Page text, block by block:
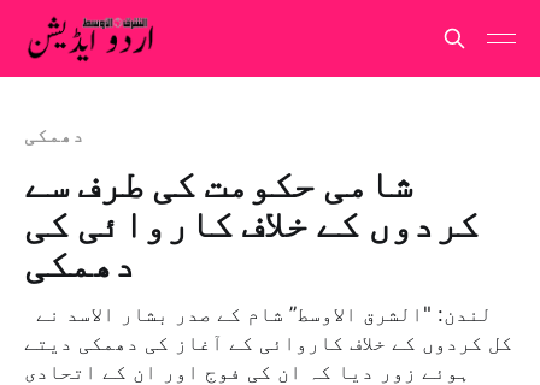
دھمکی
شامی حکومت کی طرف سے
کردوں کے خلاف کاروائی کی
دھمکی
کل کردوں کے خلاف کاروائی کے آغاز کی دھمکی دیتے
ہوئے زور دیا کہ ان کی فوج اور ان کے اتحادی